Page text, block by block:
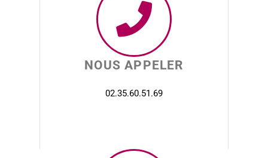
NOUS APPELER
02.35.60.51.69